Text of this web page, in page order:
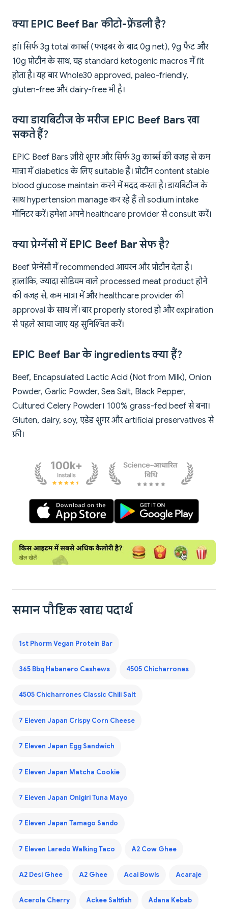
क्या EPIC Beef Bar कीटो-फ्रेंडली है?
हां। सिर्फ 3g total कार्ब्स (फाइबर के बाद 0g net), 9g फैट और
10g प्रोटीन के साथ, यह standard ketogenic macros में fit
होता है। यह बार Whole30 approved, paleo-friendly,
gluten-free और dairy-free भी है।
क्या डायबिटीज के मरीज EPIC Beef Bars खा
सकते हैं?
EPIC Beef Bars ज़ीरो शुगर और सिर्फ 3g कार्ब्स की वजह से कम
मात्रा में diabetics के लिए suitable हैं। प्रोटीन content stable
blood glucose maintain करने में मदद करता है। डायबिटीज के
साथ hypertension manage कर रहे हैं तो sodium intake
मॉनिटर करें। हमेशा अपने healthcare provider से consult करें।
क्या प्रेग्नेंसी में EPIC Beef Bar सेफ है?
Beef प्रेग्नेंसी में recommended आयरन और प्रोटीन देता है।
हालांकि, ज्यादा सोडियम वाले processed meat product होने
की वजह से, कम मात्रा में और healthcare provider की
approval के साथ लें। बार properly stored हो और expiration
से पहले खाया जाए यह सुनिश्चित करें।
EPIC Beef Bar के ingredients क्या हैं?
Beef, Encapsulated Lactic Acid (Not from Milk), Onion
Powder, Garlic Powder, Sea Salt, Black Pepper,
Cultured Celery Powder। 100% grass-fed beef से बना।
Gluten, dairy, soy, एडेड शुगर और artificial preservatives से
फ्री।
समान पौष्टिक खाद्य पदार्थ
1st Phorm Vegan Protein Bar
365 Bbq Habanero Cashews 4505 Chicharrones
4505 Chicharrones Classic Chili Salt
7 Eleven Japan Crispy Corn Cheese
7 Eleven Japan Egg Sandwich
7 Eleven Japan Matcha Cookie
7 Eleven Japan Onigiri Tuna Mayo
7 Eleven Japan Tamago Sando
7 Eleven Laredo Walking Taco A2 Cow Ghee
A2 Desi Ghee A2 Ghee Acai Bowls Acaraje
Acerola Cherry Ackee Saltfish Adana Kebab